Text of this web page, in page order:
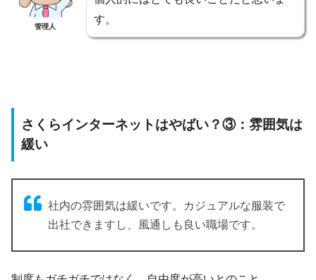
管理人
す。
さくらインターネットはやばい？③：雰囲気は
緩い
社内の雰囲気は緩いです。カジュアルな服装で
出社できますし、風通しも良い職場です。